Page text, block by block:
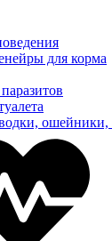
для корма
ошейники,